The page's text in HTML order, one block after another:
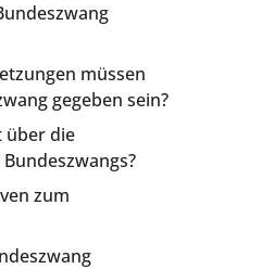
müssen
gegeben sein?
über die
zum